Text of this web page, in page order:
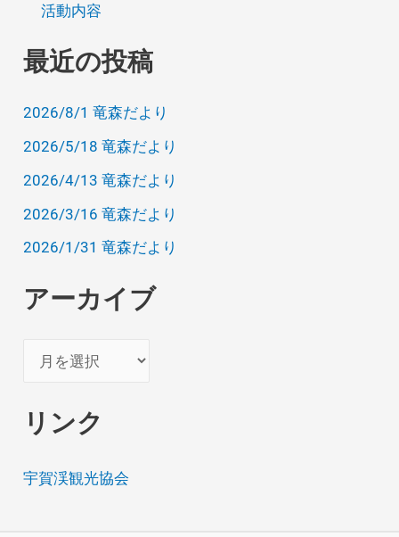
活動内容
最近の投稿
2026/8/1 竜森だより
2026/5/18 竜森だより
2026/4/13 竜森だより
2026/3/16 竜森だより
2026/1/31 竜森だより
アーカイブ
カ
ブ
リンク
宇賀渓観光協会